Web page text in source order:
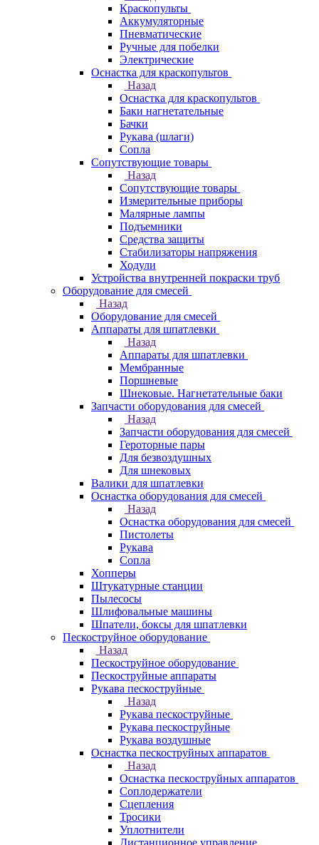
Краскопульты
Аккумуляторные
Пневматические
Ручные для побелки
Электрические
Оснастка для краскопультов
Назад
Оснастка для краскопультов
Баки нагнетательные
Бачки
Рукава (шлаги)
Сопла
Сопутствующие товары
Назад
Сопутствующие товары
Измерительные приборы
Малярные лампы
Подъемники
Средства защиты
Стабилизаторы напряжения
Ходули
Устройства внутренней покраски труб
Оборудование для смесей
Назад
Оборудование для смесей
Аппараты для шпатлевки
Назад
Аппараты для шпатлевки
Мембранные
Поршневые
Шнековые. Нагнетательные баки
Запчасти оборудования для смесей
Назад
Запчасти оборудования для смесей
Героторные пары
Для безвоздушных
Для шнековых
Валики для шпатлевки
Оснастка оборудования для смесей
Назад
Оснастка оборудования для смесей
Пистолеты
Рукава
Сопла
Хопперы
Штукатурные станции
Пылесосы
Шлифовальные машины
Шпатели, боксы для шпатлевки
Пескоструйное оборудование
Назад
Пескоструйное оборудование
Пескоструйные аппараты
Рукава пескоструйные
Назад
Рукава пескоструйные
Рукава пескоструйные
Рукава воздушные
Оснастка пескоструйных аппаратов
Назад
Оснастка пескоструйных аппаратов
Соплодержатели
Сцепления
Тросики
Уплотнители
Дистанционное управление